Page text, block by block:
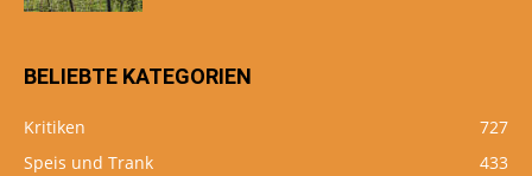
BELIEBTE KATEGORIEN
Kritiken
727
Speis und Trank
433